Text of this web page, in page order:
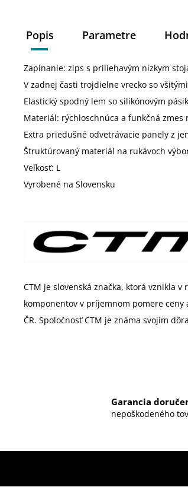
Popis Parametre
Zapínanie: zips s priliehavým nízkym
V zadnej časti trojdielne vrecko so
Elastický spodný lem so silikónovým
Materiál: rýchloschnúca a funkčná
Extra priedušné odvetrávacie panely z
Štruktúrovaný materiál na rukávoch
Veľkosť: L
Vyrobené na Slovensku
CTM je slovenská značka, ktorá vznikla
komponentov v príjemnom pomere
ČR. Spoločnosť CTM je známa svojím
Garancia
nepoškodeného